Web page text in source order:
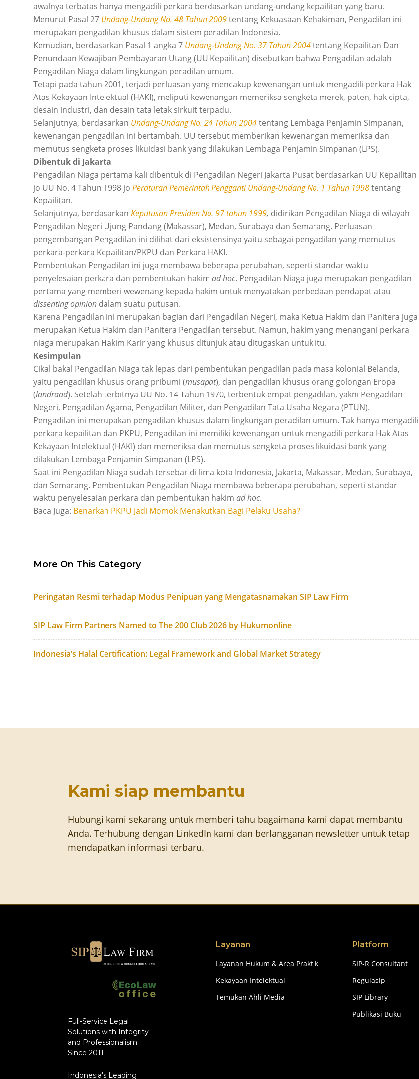
awalnya terbatas hanya mengadili perkara berdasarkan undang-undang kepailitan yang baru.
Menurut Pasal 27 Undang-Undang No. 48 Tahun 2009tentang Kekuasaan Kehakiman, Pengadilan ini
merupakan pengadilan khusus dalam sistem peradilan Indonesia.
Kemudian, berdasarkan Pasal 1 angka 7 Undang-Undang No. 37 Tahun 2004tentang Kepailitan Dan
Penundaan Kewajiban Pembayaran Utang (UU Kepailitan) disebutkan bahwa Pengadilan adalah
Pengadilan Niaga dalam lingkungan peradilan umum.
Tetapi pada tahun 2001, terjadi perluasan yang mencakup kewenangan untuk mengadili perkara Hak
Atas Kekayaan Intelektual (HAKI), meliputi kewenangan memeriksa sengketa merek, paten, hak cipta,
desain industri, dan desain tata letak sirkuit terpadu.
Selanjutnya, berdasarkan Undang-Undang No. 24 Tahun 2004tentang Lembaga Penjamin Simpanan,
kewenangan pengadilan ini bertambah. UU tersebut memberikan kewenangan memeriksa dan
memutus sengketa proses likuidasi bank yang dilakukan Lembaga Penjamin Simpanan (LPS).
Dibentuk di Jakarta
Pengadilan Niaga pertama kali dibentuk di Pengadilan Negeri Jakarta Pusat berdasarkan UU Kepailitan
jo UU No. 4 Tahun 1998 jo Peraturan Pemerintah Pengganti Undang-Undang No. 1 Tahun 1998tentang
Kepailitan.
Selanjutnya, berdasarkan Keputusan Presiden No. 97 tahun 1999, didirikan Pengadilan Niaga di wilayah
Pengadilan Negeri Ujung Pandang (Makassar), Medan, Surabaya dan Semarang. Perluasan
pengembangan Pengadilan ini dilihat dari eksistensinya yaitu sebagai pengadilan yang memutus
perkara-perkara Kepailitan/PKPU dan Perkara HAKI.
Pembentukan Pengadilan ini juga membawa beberapa perubahan, seperti standar waktu
penyelesaian perkara dan pembentukan hakim ad hoc. Pengadilan Niaga juga merupakan pengadilan
pertama yang memberi wewenang kepada hakim untuk menyatakan perbedaan pendapat atau
dissenting opiniondalam suatu putusan.
Karena Pengadilan ini merupakan bagian dari Pengadilan Negeri, maka Ketua Hakim dan Panitera juga
merupakan Ketua Hakim dan Panitera Pengadilan tersebut. Namun, hakim yang menangani perkara
niaga merupakan Hakim Karir yang khusus ditunjuk atau ditugaskan untuk itu.
Kesimpulan
Cikal bakal Pengadilan Niaga tak lepas dari pembentukan pengadilan pada masa kolonial Belanda,
yaitu pengadilan khusus orang pribumi (musapat), dan pengadilan khusus orang golongan Eropa
(landraad). Setelah terbitnya UU No. 14 Tahun 1970, terbentuk empat pengadilan, yakni Pengadilan
Negeri, Pengadilan Agama, Pengadilan Militer, dan Pengadilan Tata Usaha Negara (PTUN).
Pengadilan ini merupakan pengadilan khusus dalam lingkungan peradilan umum. Tak hanya mengadili
perkara kepailitan dan PKPU, Pengadilan ini memiliki kewenangan untuk mengadili perkara Hak Atas
Kekayaan Intelektual (HAKI) dan memeriksa dan memutus sengketa proses likuidasi bank yang
dilakukan Lembaga Penjamin Simpanan (LPS).
Saat ini Pengadilan Niaga sudah tersebar di lima kota Indonesia, Jakarta, Makassar, Medan, Surabaya,
dan Semarang. Pembentukan Pengadilan Niaga membawa beberapa perubahan, seperti standar
waktu penyelesaian perkara dan pembentukan hakim ad hoc.
Baca Juga: Benarkah PKPU Jadi Momok Menakutkan Bagi Pelaku Usaha?
More On This Category
Peringatan Resmi terhadap Modus Penipuan yang Mengatasnamakan SIP Law Firm
SIP Law Firm Partners Named to The 200 Club 2026 by Hukumonline
Indonesia’s Halal Certification: Legal Framework and Global Market Strategy
Kami siap membantu
Hubungi kami sekarang untuk memberi tahu bagaimana kami dapat membantu
Anda. Terhubung dengan LinkedIn kami dan berlangganan newsletter untuk tetap
mendapatkan informasi terbaru.
Full-Service Legal
Solutions with Integrity
and Professionalism
Since 2011
Indonesia's Leading
Layanan
Layanan Hukum & Area Praktik
Kekayaan Intelektual
Temukan Ahli Media
Platform
SIP-R Consultant
Regulasip
SIP Library
Publikasi Buku